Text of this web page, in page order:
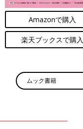
Amazonで購入
楽天ブックスで購入
ムック書籍